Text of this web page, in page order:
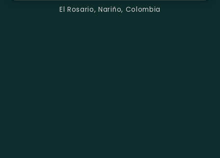
El Rosario, Nariño, Colombia